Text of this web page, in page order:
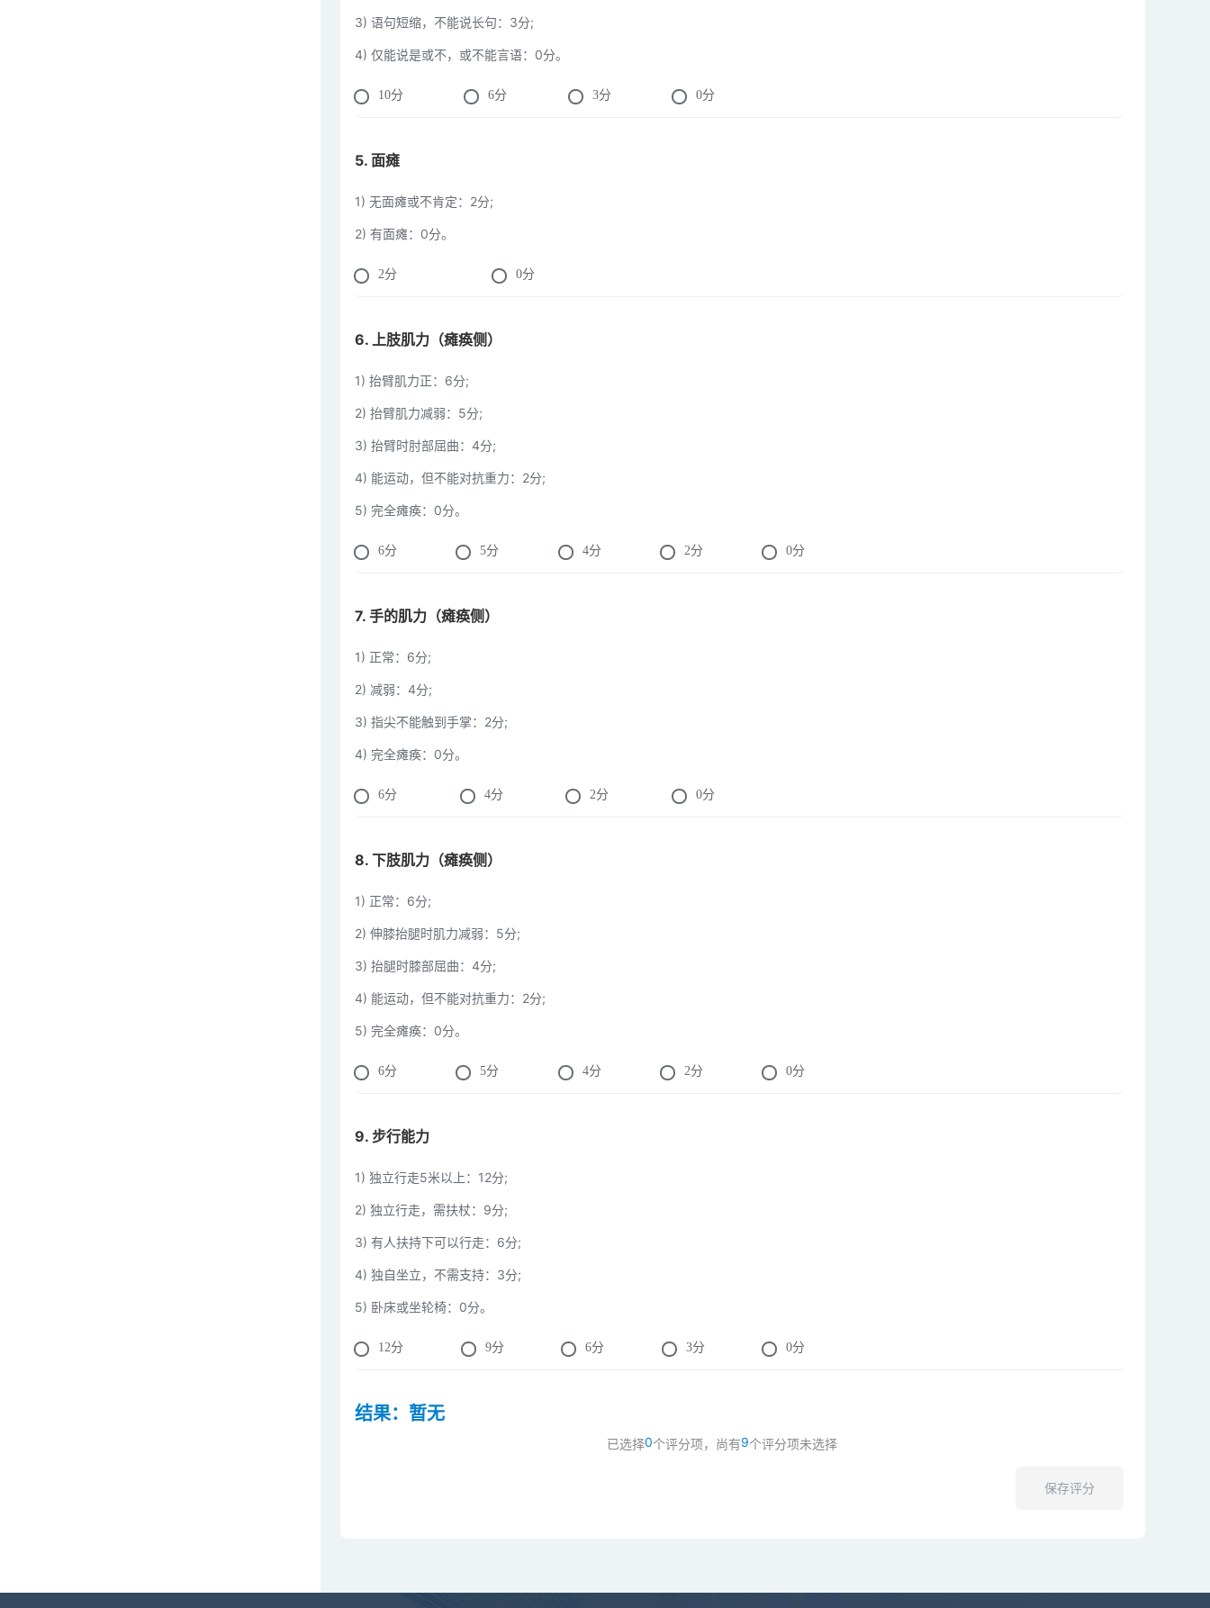
3) 语句短缩，不能说长句：3分;
4) 仅能说是或不，或不能言语：0分。
10分 6分 3分 0分
5. 面瘫
1) 无面瘫或不肯定：2分;
2) 有面瘫：0分。
2分 0分
6. 上肢肌力（瘫痪侧）
1) 抬臂肌力正：6分;
2) 抬臂肌力减弱：5分;
3) 抬臂时肘部屈曲：4分;
4) 能运动，但不能对抗重力：2分;
5) 完全瘫痪：0分。
6分 5分 4分 2分 0分
7. 手的肌力（瘫痪侧）
1) 正常：6分;
2) 减弱：4分;
3) 指尖不能触到手掌：2分;
4) 完全瘫痪：0分。
6分 4分 2分 0分
8. 下肢肌力（瘫痪侧）
1) 正常：6分;
2) 伸膝抬腿时肌力减弱：5分;
3) 抬腿时膝部屈曲：4分;
4) 能运动，但不能对抗重力：2分;
5) 完全瘫痪：0分。
6分 5分 4分 2分 0分
9. 步行能力
1) 独立行走5米以上：12分;
2) 独立行走，需扶杖：9分;
3) 有人扶持下可以行走：6分;
4) 独自坐立，不需支持：3分;
5) 卧床或坐轮椅：0分。
12分 9分 6分 3分 0分
结果： 暂无
已选择0个评分项，尚有9个评分项未选择
保存评分